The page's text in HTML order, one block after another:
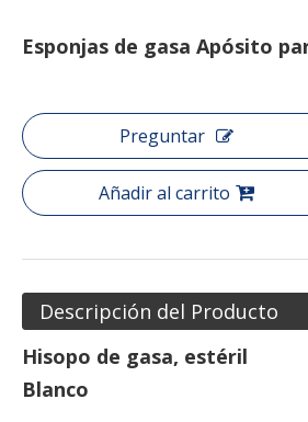
Esponjas de gasa Apósito
Preguntar
Añadir al carrito
Descripción del Producto
Hisopo de gasa, estéril
Blanco